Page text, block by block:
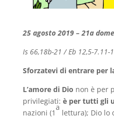
25 agosto 2019 – 21a
Is 66,18b-21 / Eb 12,5-7.11-
Sforzatevi di entrare per
L’amore di Dio non è per
privilegiati: è per tutti gli
nazioni (1
a
lettura); Dio lo